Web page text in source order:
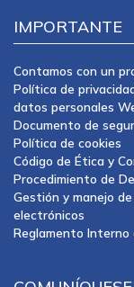
IMPORTANTE
Contamos con un
Política de
datos personales
Documento de
Política de cookies
Código de Ética y
Procedimiento de
Gestión y manejo
electrónicos
Reglamento Interno